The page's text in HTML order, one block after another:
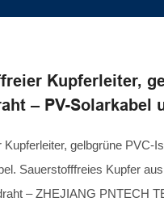
Kupferleiter,
– PV-
Kupferleiter, gelbgrüne PVC-
Sauerstofffreies Kupfer
– ZHEJIANG PNTECH